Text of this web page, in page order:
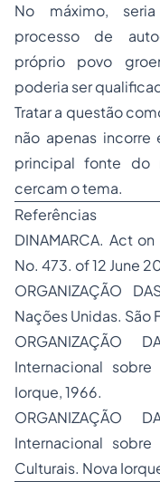
No máximo,
processo de
próprio povo
poderia ser
Tratar a questão
não apenas
principal fonte do
cercam o tema.
Referências
DINAMARCA. Act on
No. 473. of 12 June
ORGANIZAÇÃO
Nações Unidas. São
ORGANIZAÇÃO
Internacional
Iorque, 1966.
ORGANIZAÇÃO
Internacional
Culturais. Nova